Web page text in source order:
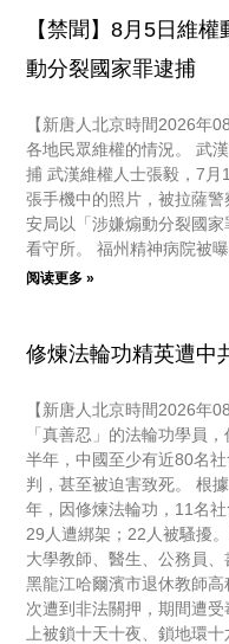
【禁聞】8月5日維
動分裂國家罪逮捕
【新唐人北京時間2026年
各地民眾維權的情況。 武
捕 武漢維權人士張毅，7
張手機中的照片，被拉薩
安局以「涉嫌煽動分裂國
看守所。 福州精神病院被
阅读更多 »
修煉法輪功精英遭中
【新唐人北京時間2026年
「真善忍」的法輪功學員
半年，中國至少有近80名
判，甚至被迫害致死。 根
年，因修煉法輪功，11名
29人遭綁架；22人被騷擾
大學教師、醫生、公務員
黑龍江哈爾濱市退休教師
次遭到非法關押，期間遭
上被鎖十天十夜、鎖地環